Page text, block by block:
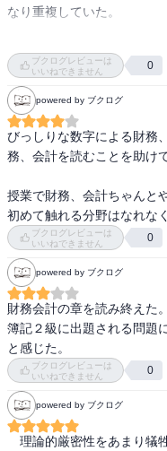
なり重複していた。
正直読んだだけでは「そう
ないことにはとても身に付
ブクログレビューは
いいねできません
0
powered by ブクログ
びっしりな数字による財務
務、会計を読むことを助け
授業で財務、会計ちゃんと
初めて触れる分野はなれな
ブクログレビューは
いいねできません
0
powered by ブクログ
財務会計の章を読み終えた。
簿記２級に出題される問題
と感じた。
ブクログレビューは
いいねできません
0
powered by ブクログ
理論的厳密性をあまり犠